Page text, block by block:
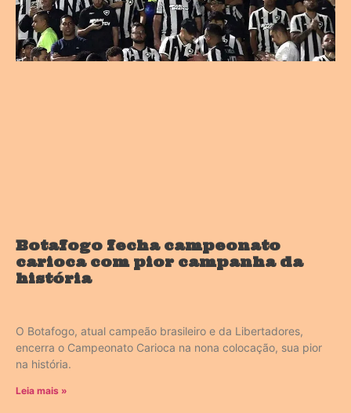
Botafogo fecha campeonato
carioca com pior campanha da
história
O Botafogo, atual campeão brasileiro e da Libertadores,
encerra o Campeonato Carioca na nona colocação, sua pior
na história.
Leia mais »